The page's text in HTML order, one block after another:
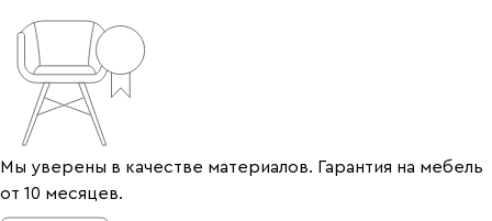
Мы уверены в качестве материалов. Гарантия на мебель
от 10 месяцев.